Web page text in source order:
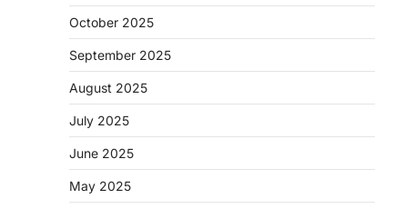
October 2025
September 2025
August 2025
July 2025
June 2025
May 2025